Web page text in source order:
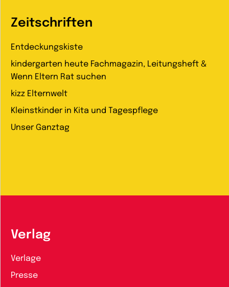
Zeitschriften
Entdeckungskiste
kindergarten heute Fachmagazin, Leitungsheft &
Wenn Eltern Rat suchen
kizz Elternwelt
Kleinstkinder in Kita und Tagespflege
Unser Ganztag
Verlag
Verlage
Presse